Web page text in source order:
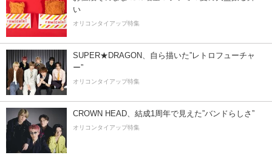
い
オリコンタイアップ特集
SUPER★DRAGON、自ら描いた”レトロフューチャ
ー”
オリコンタイアップ特集
CROWN HEAD、結成1周年で見えた”バンドらしさ”
オリコンタイアップ特集